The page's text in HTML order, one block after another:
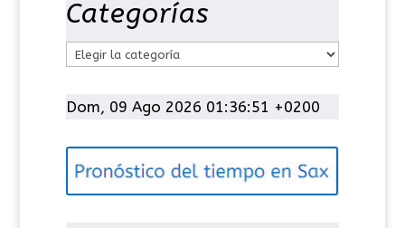
Categorías
t
g
Dom, 09 Ago 2026 01:36:51 +0200